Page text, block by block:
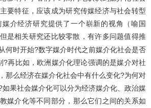
要特征，应该成为研究传媒经济与社会转型
介经济研究提供了一个崭新的视角（喻国
是相关研究还比较零散，有许多问题值得推
何时开始?数字媒介时代之前媒介化社会是否
?再比如，欧洲媒介化理论强调的是媒介对社
那么经济在媒介化社会中有什么变化?为何对
果社会媒介化可以分为经济媒介化、政治媒
媒介化等不同部分，那么它们之间的关系如